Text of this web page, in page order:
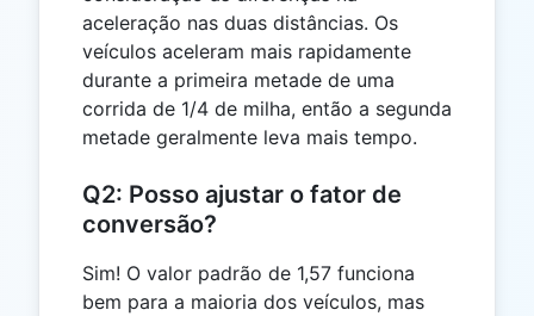
aceleração nas duas distâncias. Os
veículos aceleram mais rapidamente
durante a primeira metade de uma
corrida de 1/4 de milha, então a segunda
metade geralmente leva mais tempo.
Q2: Posso ajustar o fator de
conversão?
Sim! O valor padrão de 1,57 funciona
bem para a maioria dos veículos, mas